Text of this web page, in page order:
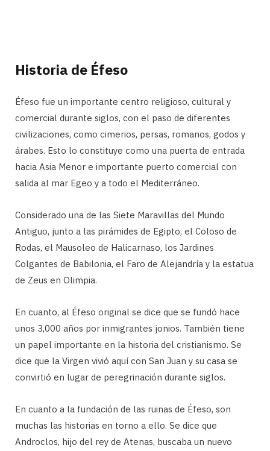
Historia de Éfeso
Éfeso fue un importante centro religioso, cultural y
comercial durante siglos, con el paso de diferentes
civilizaciones, como cimerios, persas, romanos, godos y
árabes. Esto lo constituye como una puerta de entrada
hacia Asia Menor e importante puerto comercial con
salida al mar Egeo y a todo el Mediterráneo.
Considerado una de las Siete Maravillas del Mundo
Antiguo, junto a las pirámides de Egipto, el Coloso de
Rodas, el Mausoleo de Halicarnaso, los Jardines
Colgantes de Babilonia, el Faro de Alejandría y la estatua
de Zeus en Olimpia.
En cuanto, al Éfeso original se dice que se fundó hace
unos 3,000 años por inmigrantes jonios. También tiene
un papel importante en la historia del cristianismo. Se
dice que la Virgen vivió aquí con San Juan y su casa se
convirtió en lugar de peregrinación durante siglos.
En cuanto a la fundación de las ruinas de Éfeso, son
muchas las historias en torno a ello. Se dice que
Androclos, hijo del rey de Atenas, buscaba un nuevo